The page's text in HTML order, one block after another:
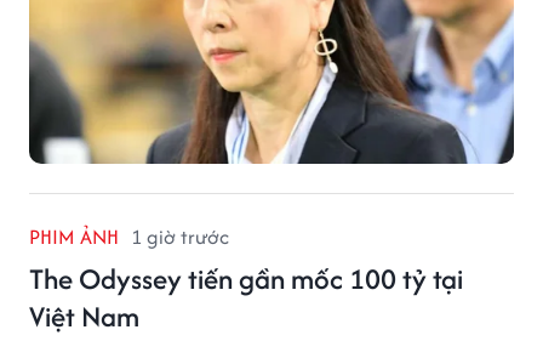
PHIM ẢNH 1 giờ trước
The Odyssey tiến gần mốc 100 tỷ tại
Việt Nam